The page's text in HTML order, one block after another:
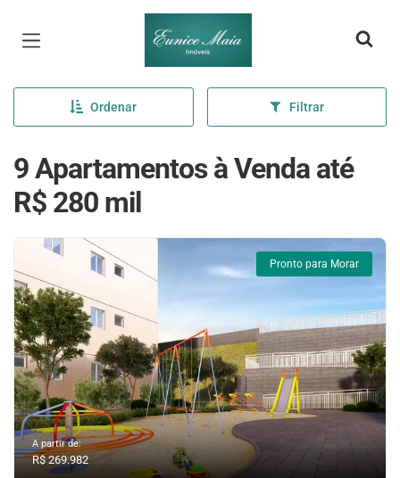
Página inicial
Ordenar Filtrar
9 Apartamentos à Venda até
R$ 280 mil
Pronto para Morar
A partir de:
R$ 269.982